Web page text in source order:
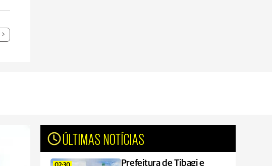
ÚLTIMAS NOTÍCIAS
Prefeitura de Tibagi e